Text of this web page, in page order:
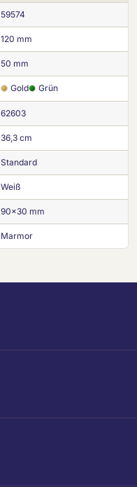
59574
120 mm
50 mm
Gold Grün
62603
36,3 cm
Standard
Weiß
90x30 mm
Marmor